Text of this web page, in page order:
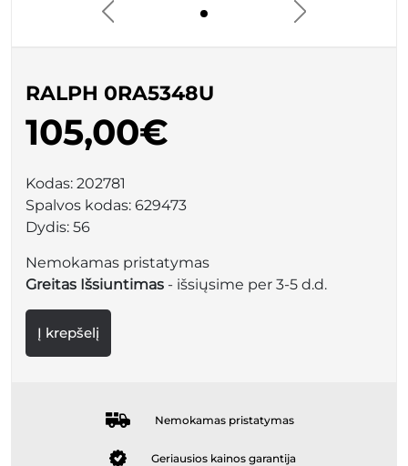
RALPH 0RA5348U
105,00€
Kodas: 202781
Spalvos kodas: 629473
Dydis: 56
Nemokamas pristatymas
Greitas Išsiuntimas - išsiųsime per 3-5 d.d.
Į krepšelį
Nemokamas pristatymas
Geriausios kainos garantija